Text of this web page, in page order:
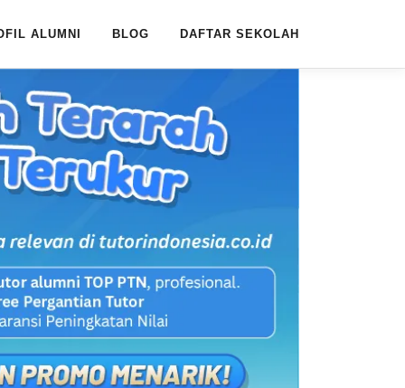
ALUMNI BLOG DAFTAR SEKOLAH